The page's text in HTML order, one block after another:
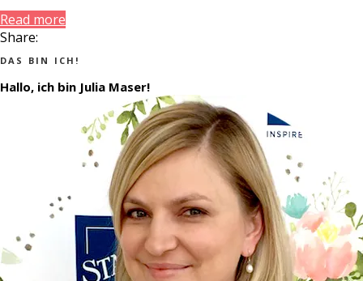
Read more
Share:
DAS BIN ICH!
Hallo, ich bin Julia Maser!